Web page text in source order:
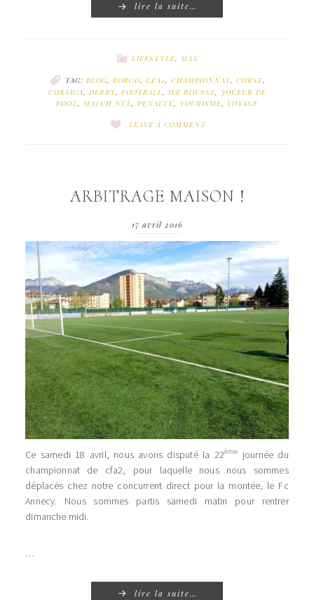
lire la suite…
LIFESTYLE, MAX
TAG: BLOG, BORGO, CFA2, CHAMPIONNAT, CORSE,
CORSICA, DERBY, FOOTBALL, ILE ROUSSE, JOUEUR DE
FOOT, MATCH NUL, PENALTY, TOURISME, VOYAGE
LEAVE A COMMENT
ARBITRAGE MAISON !
17 avril 2016
Ce samedi 18 avril, nous avons disputé la 22ème
journée du
championnat de cfa2, pour laquelle nous nous sommes
déplacés chez notre concurrent direct pour la montée, le Fc
Annecy. Nous sommes partis samedi matin pour rentrer
dimanche midi.
…
lire la suite…